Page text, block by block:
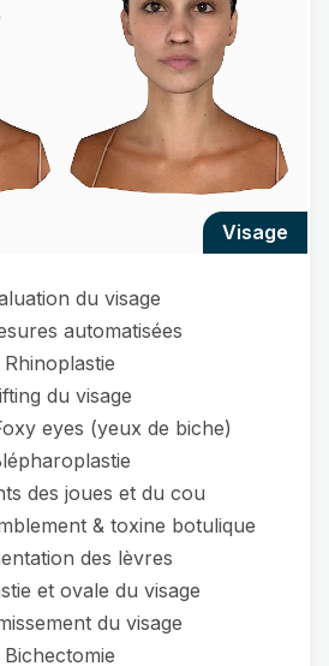
visage
du visage
automatisées
Rhinoplastie
du visage
eyes (yeux de biche)
des joues et du cou
& toxine botulique
des lèvres
et ovale du visage
du visage
Bichectomie